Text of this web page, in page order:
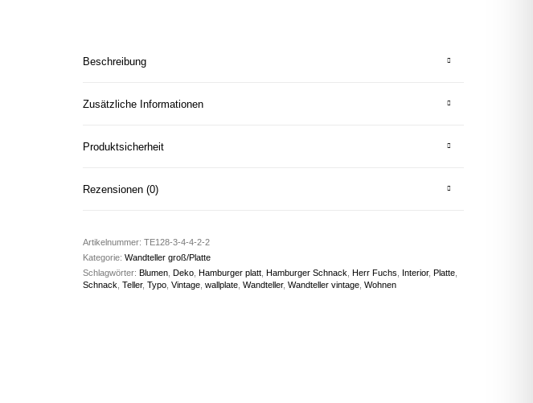
Beschreibung
Zusätzliche Informationen
Produktsicherheit
Rezensionen (0)
Artikelnummer: TE128-3-4-4-2-2
Kategorie: Wandteller groß/Platte
Schlagwörter: Blumen, Deko, Hamburger platt, Hamburger Schnack Herr Fuchs Interior, Platte,
Schnack Teller, Typo, Vintage, wallplate, Wandteller, Wandteller vintage, Wohnen